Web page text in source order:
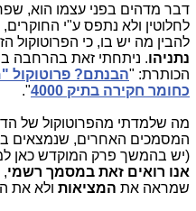
דבר מדהים בפני עצמו הוא,
לחלוטין ולא נתפס ע"י
להבין מה יש בו, כי
נתניהו. ניתחתי זאת בהרחבה
הכותרת: "
כחומר חקירה בתיק 4000
".
מה שלמדתי מהפרוטוקול של
המסמכים האחרים, שנמצאים
(יש בהמשך פרק המוקדש כאן
אנו רואים זאת במסמך רשמי,
שמראה את המציאות ולא את